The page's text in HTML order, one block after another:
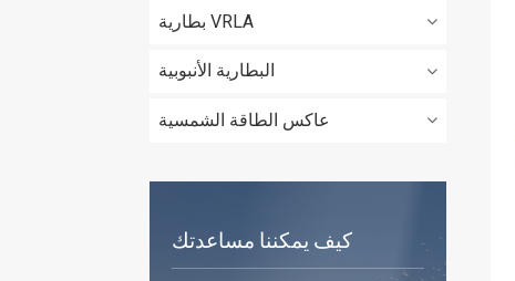
بطارية VRLA
البطارية الأنبوبية
عاكس الطاقة الشمسية
كيف يمكننا مساعدتك